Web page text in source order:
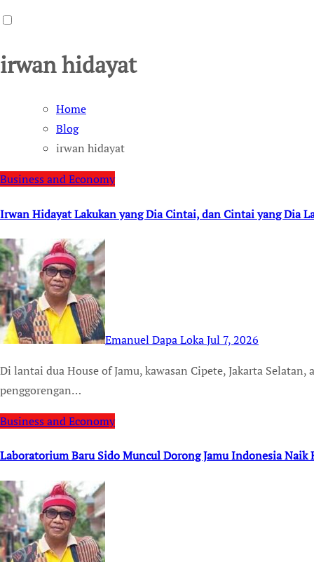
irwan hidayat
Home
Blog
irwan hidayat
Business and Economy
Irwan Hidayat Lakukan yang Dia Cintai, dan Cintai yang Dia
Emanuel Dapa LokaJul 7, 2026
Di lantai dua House of Jamu, kawasan Cipete, Jakarta Selatan, aroma ayam goreng yang baru diangkat dari
penggorengan…
Business and Economy
Laboratorium Baru Sido Muncul Dorong Jamu Indonesia Naik